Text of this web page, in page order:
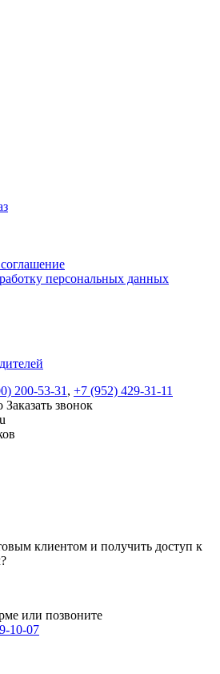
персональных данных
200-53-31, +7 (952) 429-31-11
Заказать звонок
клиентом и получить доступ к
или позвоните
10-07